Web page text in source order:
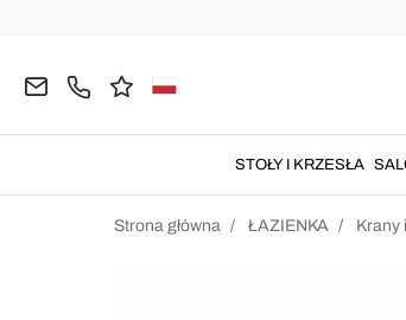
STOŁY I KRZESŁA
Strona główna ŁAZIENKA Krany